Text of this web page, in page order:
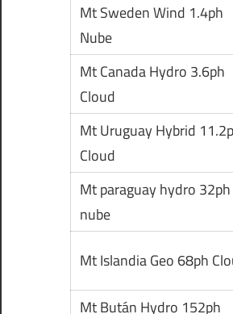
Mt Sweden Wind 1.4ph
Nube
Mt Canada Hydro 3.6ph
Cloud
Mt Uruguay Hybrid
Cloud
Mt paraguay hydro 32ph
nube
Mt Islandia Geo 68ph
Mt Bután Hydro 152ph